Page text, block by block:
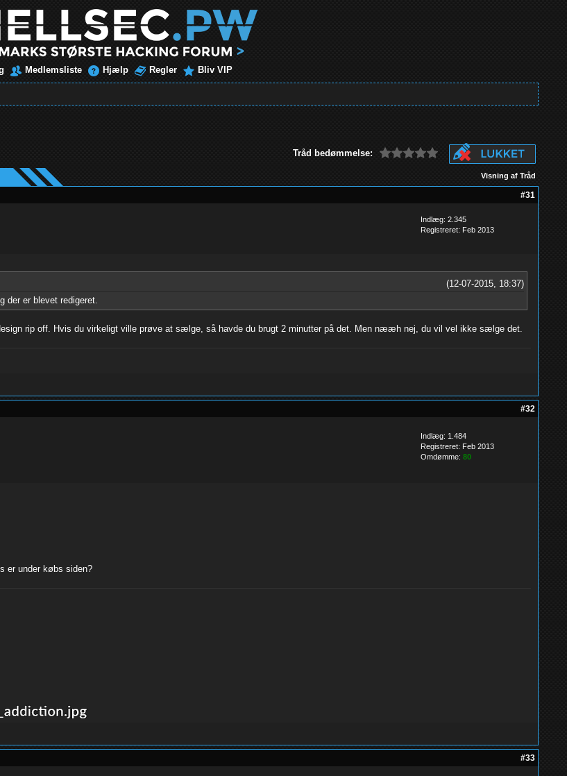
Medlemsliste Hjælp Regler Bliv VIP
Tråd bedømmelse:
Visning af Tråd
#31
Indlæg: 2.345
Registreret: Feb 2013
(12-07-2015, 18:37)
der er blevet redigeret.
rip off. Hvis du virkeligt ville prøve at sælge, så havde du brugt 2 minutter på det. Men nææh nej, du vil vel ikke sælge det.
#32
Indlæg: 1.484
Registreret: Feb 2013
Omdømme: 80
er under købs siden?
#33